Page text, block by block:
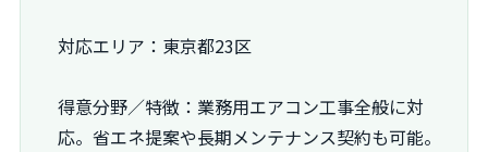
対応エリア：東京都23区
得意分野／特徴：業務用エアコン工事全般に対
応。省エネ提案や長期メンテナンス契約も可能。